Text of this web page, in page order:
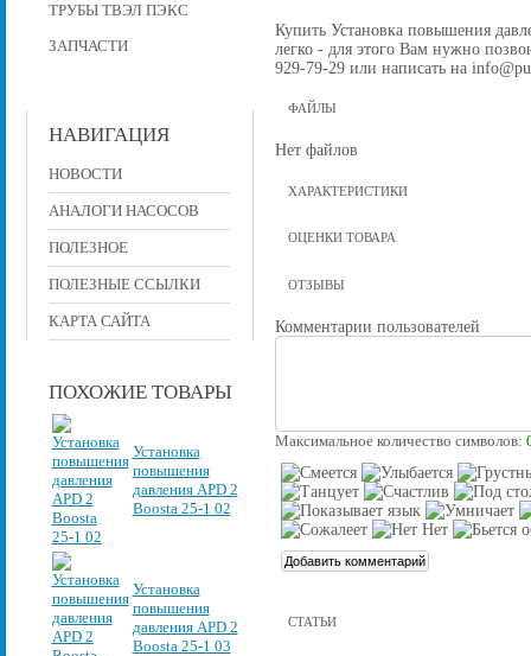
ТРУБЫ ТВЭЛ ПЭКС
ЗАПЧАСТИ
НАВИГАЦИЯ
НОВОСТИ
АНАЛОГИ НАСОСОВ
ПОЛЕЗНОЕ
ПОЛЕЗНЫЕ ССЫЛКИ
КАРТА САЙТА
ПОХОЖИЕ ТОВАРЫ
Установка
повышения
давления APD 2
Boosta 25-1 02
Установка
повышения
давления APD 2
Boosta 25-1 03
Купить Установка повышения
легко - для этого Вам нужно
929-79-29 или написать на
ФАЙЛЫ
Нет файлов
ХАРАКТЕРИСТИКИ
ОЦЕНКИ ТОВАРА
ОТЗЫВЫ
Комментарии пользователей
Максимальное количество символов:
СТАТЬИ